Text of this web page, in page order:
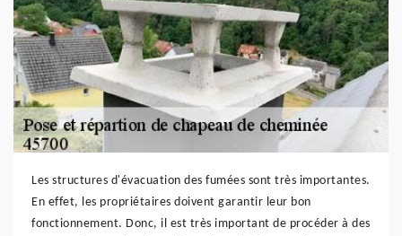
Les structures d'évacuation des fumées sont très importantes.
En effet, les propriétaires doivent garantir leur bon
fonctionnement. Donc, il est très important de procéder à des